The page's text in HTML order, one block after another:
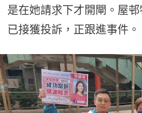
是在她請求下才開閘。屋
已接獲投訴，正跟進事件。